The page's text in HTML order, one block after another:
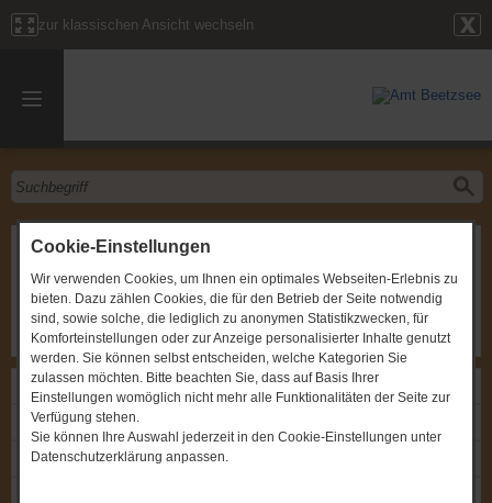
Cookie-Einstellungen
Wir verwenden Cookies, um Ihnen ein optimales Webseiten-Erlebnis zu
bieten. Dazu zählen Cookies, die für den Betrieb der Seite notwendig
sind, sowie solche, die lediglich zu anonymen Statistikzwecken, für
Komforteinstellungen oder zur Anzeige personalisierter Inhalte genutzt
werden. Sie können selbst entscheiden, welche Kategorien Sie
zulassen möchten. Bitte beachten Sie, dass auf Basis Ihrer
Einstellungen womöglich nicht mehr alle Funktionalitäten der Seite zur
Verfügung stehen.
Sie können Ihre Auswahl jederzeit in den Cookie-Einstellungen unter
Datenschutzerklärung anpassen.
zur klassischen Ansicht wechseln
Sitzung
Gremium:
Amtsausschuss
Zeitpunkt:
15.03.2010, um 19:00 Uhr
Ort: Brielow, Chausseestraße 33 b
Links
Einladung: Sitzung
Protokoll: Sitzung